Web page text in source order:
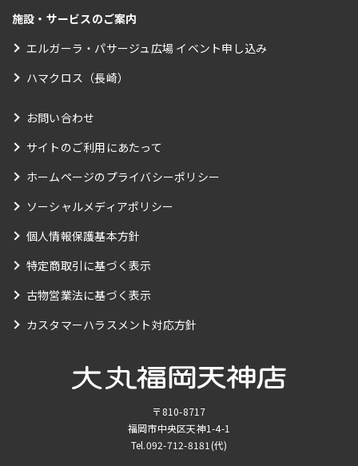
施設・サービスのご案内
エルガーラ・パサージュ広場 イベント申し込み
ハマクロス（長崎）
お問い合わせ
サイトのご利用にあたって
ホームページのプライバシーポリシー
ソーシャルメディアポリシー
個人情報保護基本方針
特定商取引に基づく表示
古物営業法に基づく表示
カスタマーハラスメント対応方針
〒810-8717
福岡市中央区天神1-4-1
Tel.092-712-8181 (代)